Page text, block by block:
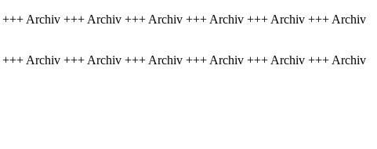
Archiv +++ Archiv +++ Archiv +++ Archiv +++ Archiv +++ Archiv
Archiv +++ Archiv +++ Archiv +++ Archiv +++ Archiv +++ Archiv